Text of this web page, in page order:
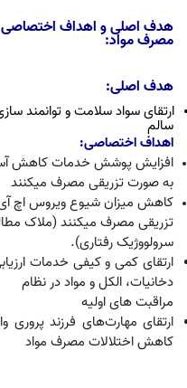
هدف اصلی و اهداف اختصاصی
مصرف مواد:
هدف اصلی:
ارتقای سواد سلامت و توانمند
سالم
اهداف اختصاصی:
افزایش پوشش خدمات کاهش
به صورت تزریقی مصرف می­کنند
کاهش میزان شیوع ویروس اچ آی
تزریقی مصرف می­کنند (ملاک
سرولووژیک رفتاری).
ارتقای کمی و کیفی خدمات
دخانیات، الکل و مواد در نظام
مراقبت های اولیه
ارتقای مهارتهای فرزند پروری
کاهش اختلالات مصرف مواد